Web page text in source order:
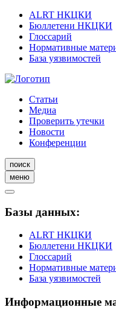
ALRT НКЦКИ
Бюллетени НКЦКИ
Глоссарий
Нормативные
База уязвимостей
Статьи
Медиа
Проверить утечки
Новости
Конференции
поиск
меню
Базы данных:
ALRT НКЦКИ
Бюллетени НКЦКИ
Глоссарий
Нормативные
База уязвимостей
Информационные